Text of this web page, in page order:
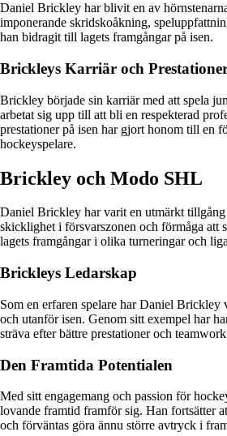
Daniel Brickley har blivit en av
imponerande skridskoåkning,
han bidragit till lagets framgångar på isen.
Brickleys Karriär och
Brickley började sin karriär med att spela
arbetat sig upp till att bli en respekterad
prestationer på isen har gjort honom till en
hockeyspelare.
Brickley och Modo SHL
Daniel Brickley har varit en utmärkt
skicklighet i försvarszonen och förmåga att
lagets framgångar i olika turneringar och
Brickleys Ledarskap
Som en erfaren spelare har Daniel Brickley
och utanför isen. Genom sitt exempel har
sträva efter bättre prestationer och
Den Framtida Potentialen
Med sitt engagemang och passion för
lovande framtid framför sig. Han fortsätter
och förväntas göra ännu större avtryck i